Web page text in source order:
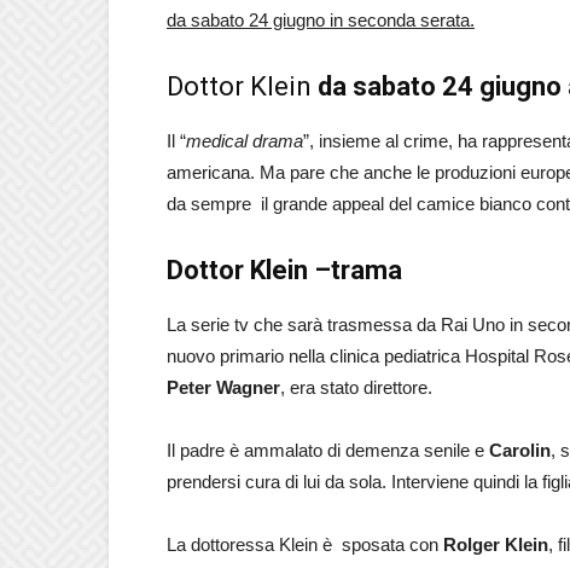
da sabato 24 giugno in seconda serata.
Dottor Klein da sabato 24 giugno
Il “medical drama”, insieme al crime, ha
americana. Ma pare che anche le produzioni
da sempre il grande appeal del camice bianco
Dottor Klein –trama
La serie tv che sarà trasmessa da Rai Uno in
nuovo primario nella clinica pediatrica Hospital
Peter Wagner, era stato direttore.
Il padre è ammalato di demenza senile e Carolin,
prendersi cura di lui da sola. Interviene quindi la
La dottoressa Klein è sposata con Rolger Klein,